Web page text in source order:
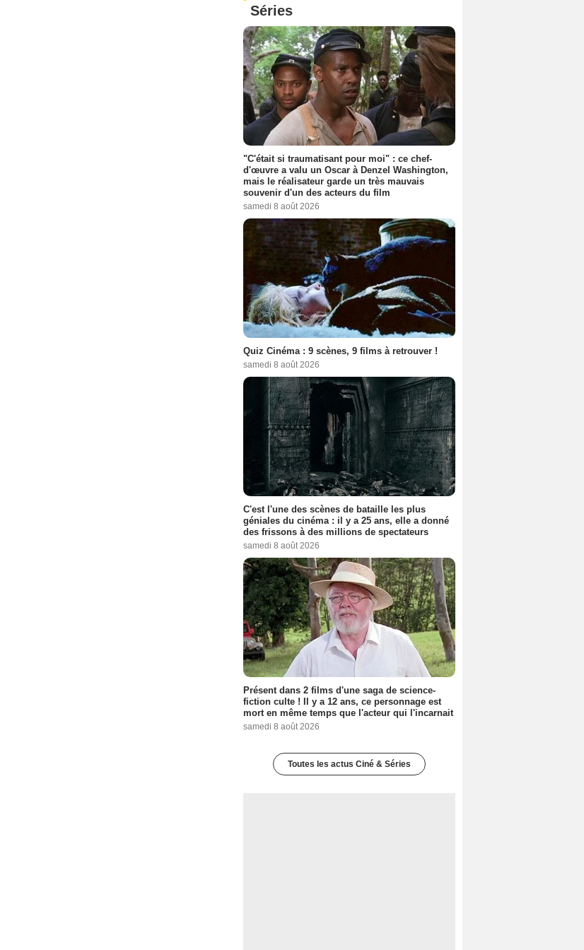
Séries
"C'était si traumatisant pour moi" : ce chef-
d'œuvre a valu un Oscar à Denzel Washington,
mais le réalisateur garde un très mauvais
souvenir d'un des acteurs du film
samedi 8 août 2026
Quiz Cinéma : 9 scènes, 9 films à retrouver !
samedi 8 août 2026
C'est l'une des scènes de bataille les plus
géniales du cinéma : il y a 25 ans, elle a donné
des frissons à des millions de spectateurs
samedi 8 août 2026
Présent dans 2 films d'une saga de science-
fiction culte ! Il y a 12 ans, ce personnage est
mort en même temps que l'acteur qui l'incarnait
samedi 8 août 2026
Toutes les actus Ciné & Séries